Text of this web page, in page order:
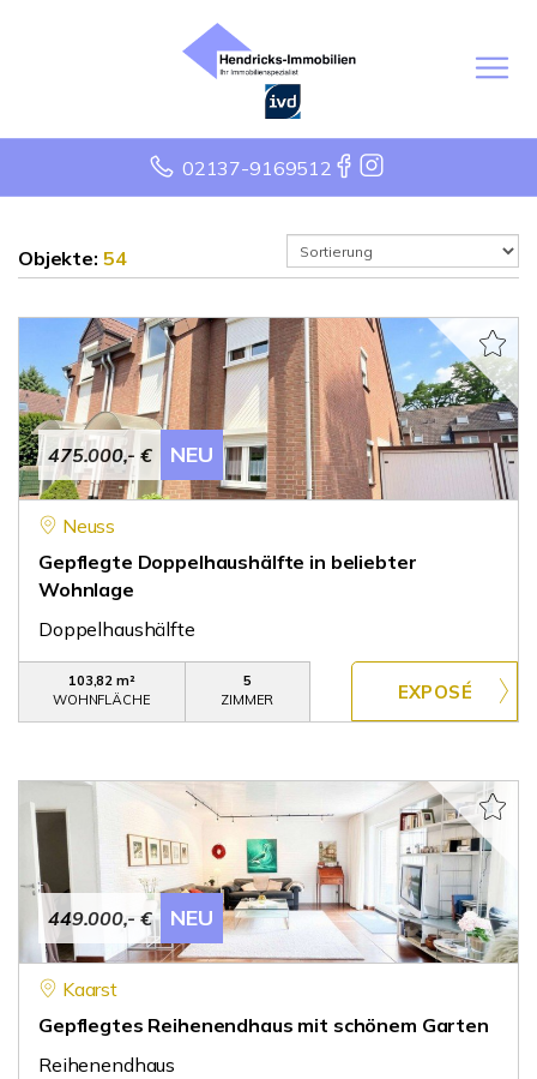
02137-9169512
Objekte: 54
475.000,- € NEU
Neuss
Gepflegte Doppelhaushälfte in beliebter
Wohnlage
Doppelhaushälfte
103,82 m²
WOHNFLÄCHE
5
ZIMMER
449.000,- € NEU
Kaarst
Gepflegtes Reihenendhaus mit schönem Garten
Reihenendhaus